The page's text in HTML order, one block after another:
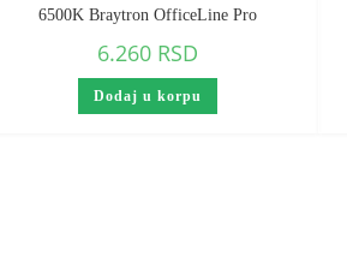
6500K Braytron OfficeLine Pro
6.260 RSD
Dodaj u korpu